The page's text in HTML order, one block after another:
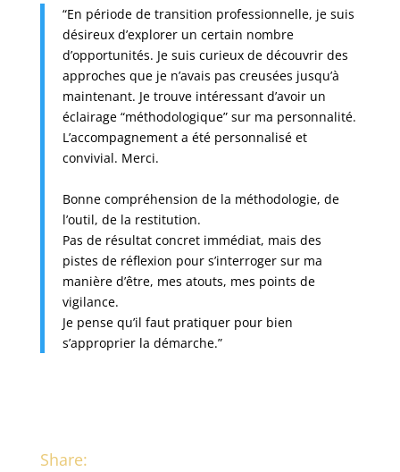
“En période de transition professionnelle, je suis
désireux d’explorer un certain nombre
d’opportunités. Je suis curieux de découvrir des
approches que je n’avais pas creusées jusqu’à
maintenant. Je trouve intéressant d’avoir un
éclairage “méthodologique” sur ma personnalité.
L’accompagnement a été personnalisé et
convivial. Merci.
Bonne compréhension de la méthodologie, de
l’outil, de la restitution.
Pas de résultat concret immédiat, mais des
pistes de réflexion pour s’interroger sur ma
manière d’être, mes atouts, mes points de
vigilance.
Je pense qu’il faut pratiquer pour bien
s’approprier la démarche.”
Share: